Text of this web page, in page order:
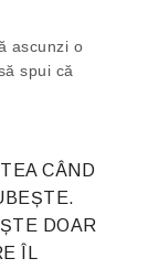
ascunzi o
spui că
CÂND
DOAR
ÎL